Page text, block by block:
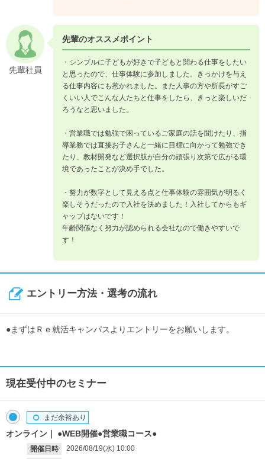
先輩社員
先輩のオススメポイント
・シンプルに子どもが好きで子どもと関わる仕事をしたい
と思ったので、仕事体験に参加しました。きっかけを与え
る仕事内容にも惹かれました。また人事の方や所長がすご
くいい人でこんな人たちと仕事をしたら、きっと楽しいだ
ろうなと思いました。
・営業職では勉強で困っているご家庭の話を聞けたり、指
導業務では直接お子さんと一緒に目標に向かって勉強でき
たり、教材開発など選択肢が自分の頑張り次第で広がる環
境であったことが決め手でした。
・努力が数字として見える点と仕事体験の雰囲気が明るく
楽しそうだったので入社を決めました！入社してからもギ
ャップはないです！
年齢関係なく努力が認められる会社なので働きやすいで
す！
エントリー方法・選考の流れ
●まずはＲｅ就活キャンパスよりエントリーをお願いします。
現在受付中のセミナー
オンライン ●WEB開催●営業職コース●
開催日時 2026/08/19(水) 10:00
まだ余裕あり